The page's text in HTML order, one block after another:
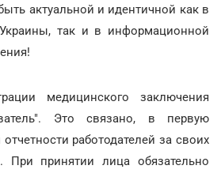
актуальной и идентичной как в
так и в информационной
медицинского заключения
Это связано, в первую
работодателей за своих
При принятии лица обязательно